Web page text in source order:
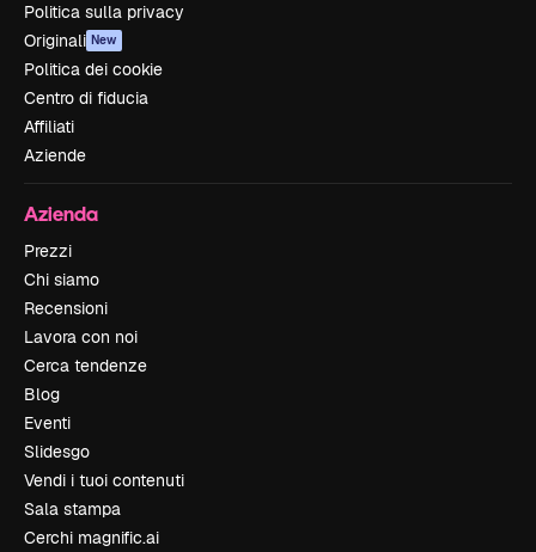
Politica sulla privacy
Originali New
Politica dei cookie
Centro di fiducia
Affiliati
Aziende
Azienda
Prezzi
Chi siamo
Recensioni
Lavora con noi
Cerca tendenze
Blog
Eventi
Slidesgo
Vendi i tuoi contenuti
Sala stampa
Cerchi magnific.ai